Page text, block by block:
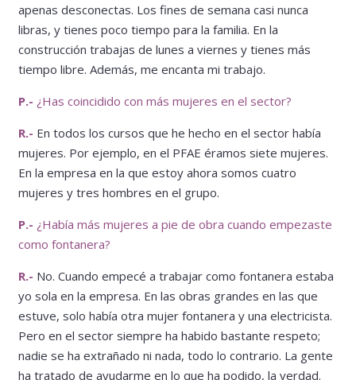
apenas desconectas. Los fines de semana casi nunca
libras, y tienes poco tiempo para la familia. En la
construcción trabajas de lunes a viernes y tienes más
tiempo libre. Además, me encanta mi trabajo.
P.- ¿Has coincidido con más mujeres en el sector?
R.- En todos los cursos que he hecho en el sector había
mujeres. Por ejemplo, en el PFAE éramos siete mujeres.
En la empresa en la que estoy ahora somos cuatro
mujeres y tres hombres en el grupo.
P.- ¿Había más mujeres a pie de obra cuando empezaste
como fontanera?
R.- No. Cuando empecé a trabajar como fontanera estaba
yo sola en la empresa. En las obras grandes en las que
estuve, solo había otra mujer fontanera y una electricista.
Pero en el sector siempre ha habido bastante respeto;
nadie se ha extrañado ni nada, todo lo contrario. La gente
ha tratado de ayudarme en lo que ha podido, la verdad.